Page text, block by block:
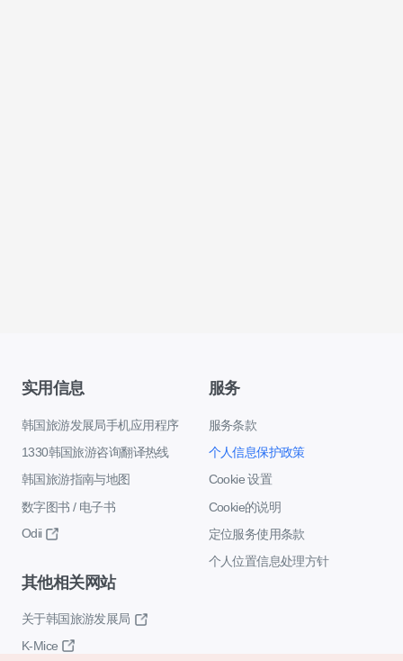
实用信息
韩国旅游发展局手机应用程序
1330韩国旅游咨询翻译热线
韩国旅游指南与地图
数字图书 / 电子书
Odii
服务
服务条款
个人信息保护政策
Cookie 设置
Cookie的说明
定位服务使用条款
个人位置信息处理方针
其他相关网站
关于韩国旅游发展局
K-Mice